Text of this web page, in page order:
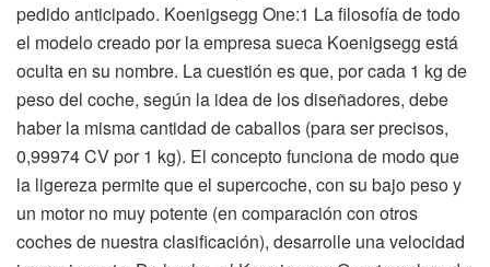
pedido anticipado. Koenigsegg One:1 La filosofía de todo
el modelo creado por la empresa sueca Koenigsegg está
oculta en su nombre. La cuestión es que, por cada 1 kg de
peso del coche, según la idea de los diseñadores, debe
haber la misma cantidad de caballos (para ser precisos,
0,99974 CV por 1 kg). El concepto funciona de modo que
la ligereza permite que el supercoche, con su bajo peso y
un motor no muy potente (en comparación con otros
coches de nuestra clasificación), desarrolle una velocidad